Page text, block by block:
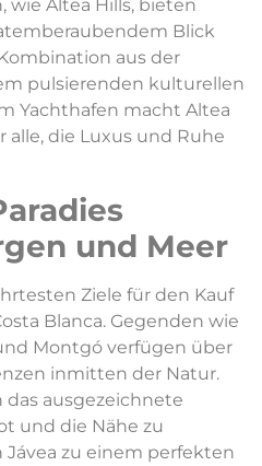
wie Altea Hills, bieten
Blick
aus der
pulsierenden kulturellen
Yachthafen macht Altea
alle, die Luxus und Ruhe
und Meer
Ziele für den Kauf
Blanca. Gegenden wie
Montgó verfügen über
inmitten der Natur.
das ausgezeichnete
und die Nähe zu
zu einem perfekten